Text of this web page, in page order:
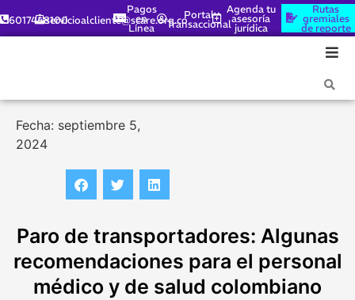
6017448100servicioalcliente@scare.org.co
Pagos
en
Línea
Portal
Transaccional
Agenda tu
asesoría
jurídica
Rutas
gremiales
de reporte
Fecha: septiembre 5,
2024
Paro de transportadores: Algunas
recomendaciones para el personal
médico y de salud colombiano